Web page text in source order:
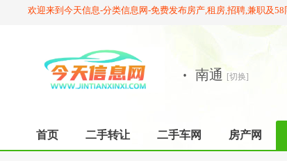
欢迎来到今天信息-分类信息网-免费发布房产,租房,招聘,兼职及58
· 南通
[切换]
首页 二手转让 二手车网 房产网